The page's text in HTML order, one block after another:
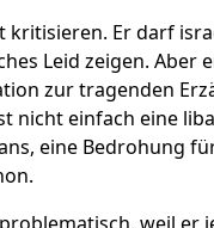
Er darf
Leid zeigen. Aber
zur tragenden
nicht einfach eine
eine Bedrohung